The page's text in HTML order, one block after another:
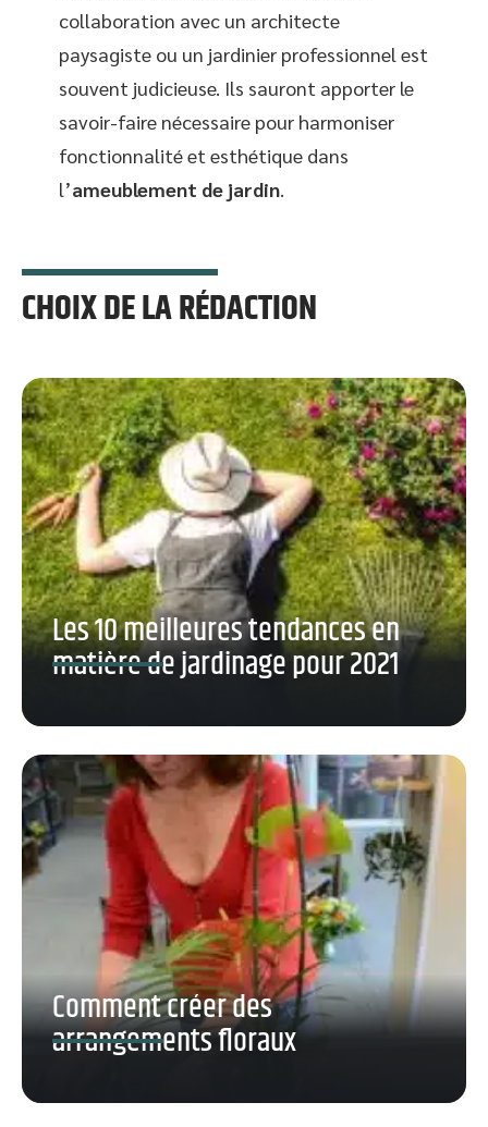
collaboration avec un architecte
paysagiste ou un jardinier professionnel est
souvent judicieuse. Ils sauront apporter le
savoir-faire nécessaire pour harmoniser
fonctionnalité et esthétique dans
l’ameublement de jardin
CHOIX DE LA RÉDACTION
Les 10 meilleures tendances en
matière de jardinage pour 2021
Comment créer des
arrangements floraux